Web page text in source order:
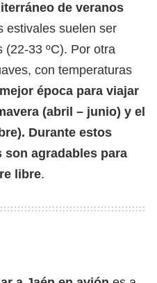
de veranos
estivales suelen ser
(22-33 ºC). Por otra
con temperaturas
época para viajar
(abril – junio) y el
Durante estos
son agradables para
libre.